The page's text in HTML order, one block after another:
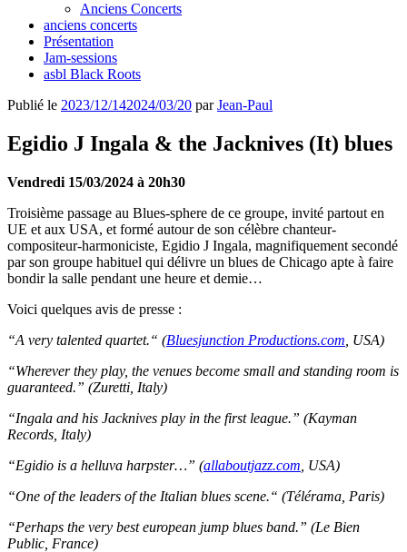
Anciens Concerts
anciens concerts
Présentation
Jam-sessions
asbl Black Roots
Publié le 2023/12/142024/03/20 parJean-Paul
Egidio J Ingala & the Jacknives (It) blues
Vendredi 15/03/2024 à 20h30
Troisième passage au Blues-sphere de ce groupe, invité partout en
UE et aux USA, et formé autour de son célèbre chanteur-
compositeur-harmoniciste, Egidio J Ingala, magnifiquement secondé
par son groupe habituel qui délivre un blues de Chicago apte à faire
bondir la salle pendant une heure et demie…
Voici quelques avis de presse :
“A very talented quartet.“ (Bluesjunction Productions.com , USA)
“Wherever they play, the venues become small and standing room is
guaranteed.” (Zuretti, Italy)
“Ingala and his Jacknives play in the first league.” (Kayman
Records, Italy)
“Egidio is a helluva harpster…” (allaboutjazz.com , USA)
“One of the leaders of the Italian blues scene.“ (Télérama, Paris)
“Perhaps the very best european jump blues band.” (Le Bien
Public, France)